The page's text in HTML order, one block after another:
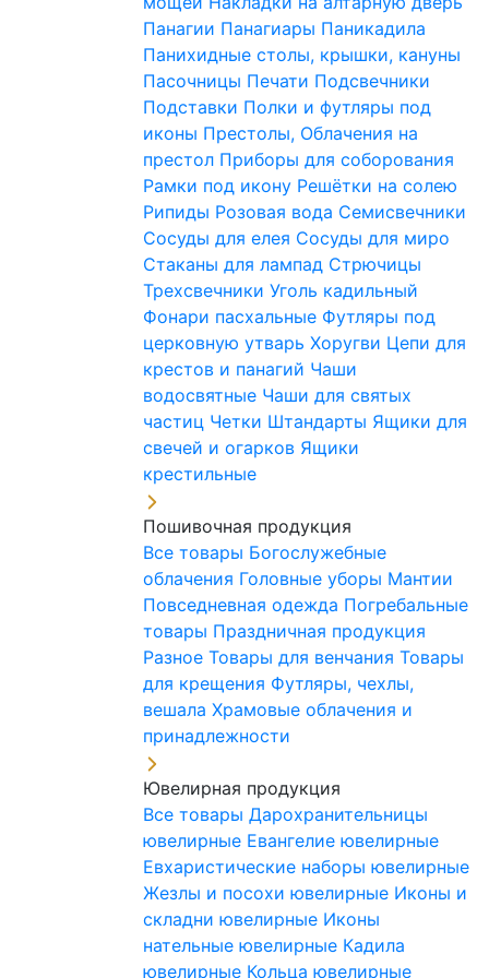
Панагии Панагиары Паникадила
Панихидные столы, крышки, кануны
Пасочницы Печати Подсвечники
Подставки Полки и футляры под
иконы Престолы, Облачения на
престол Приборы для соборования
Рамки под икону Решётки на солею
Рипиды Розовая вода Семисвечники
Сосуды для елея Сосуды для миро
Стаканы для лампад Стрючицы
Трехсвечники Уголь кадильный
Фонари пасхальные Футляры под
церковную утварь Хоругви Цепи для
крестов и панагий Чаши
водосвятные Чаши для святых
частиц Четки Штандарты Ящики для
свечей и огарков Ящики
крестильные
Пошивочная продукция
Все товары Богослужебные
облачения Головные уборы Мантии
Повседневная одежда Погребальные
товары Праздничная продукция
Разное Товары для венчания Товары
для крещения Футляры, чехлы,
вешала Храмовые облачения и
принадлежности
Ювелирная продукция
Все товары Дарохранительницы
ювелирные Евангелие ювелирные
Евхаристические наборы ювелирные
Жезлы и посохи ювелирные Иконы и
складни ювелирные Иконы
нательные ювелирные Кадила
ювелирные Кольца ювелирные